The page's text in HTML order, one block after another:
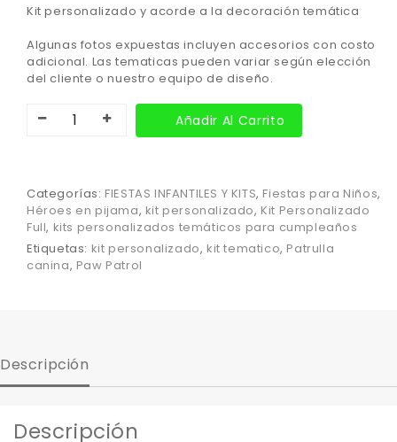
Kit personalizado y acorde a la decoración temática
Algunas fotos expuestas incluyen accesorios con costo
adicional. Las tematicas pueden variar según elección
del cliente o nuestro equipo de diseño.
Añadir Al Carrito
Categorías: FIESTAS INFANTILES Y KITS, Fiestas para Niños,
Héroes en pijama, kit personalizado, Kit Personalizado
Full, kits personalizados temáticos para cumpleaños
Etiquetas: kit personalizado, kit tematico, Patrulla
canina, Paw Patrol
Descripción
Descripción